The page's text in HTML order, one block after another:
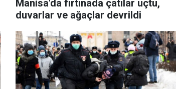
Manisa'da fırtınada çatılar uçtu,
duvarlar ve ağaçlar devrildi